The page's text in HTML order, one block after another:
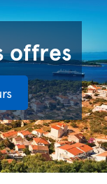
offres